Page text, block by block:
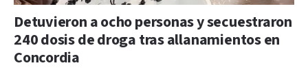
Detuvieron a ocho personas y secuestraron
240 dosis de droga tras allanamientos en
Concordia